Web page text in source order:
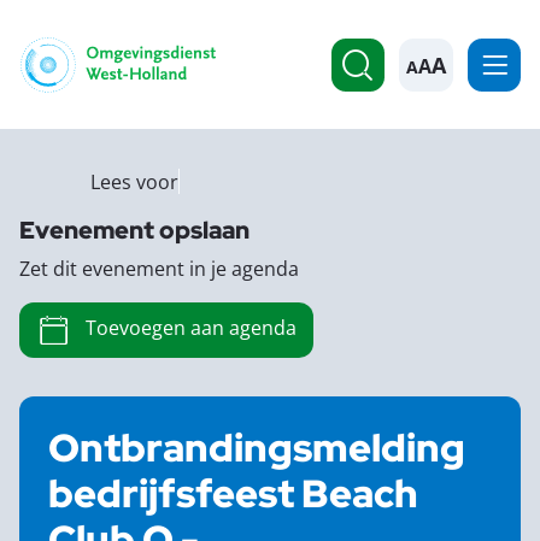
A
Ontbrandingsmelding
bedrijfsfeest Beach
Lees voor
Evenement opslaan
Zet dit evenement in je agenda
Toevoegen aan agenda